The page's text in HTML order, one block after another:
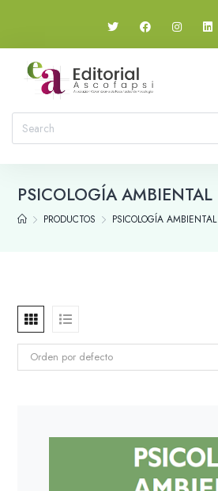
PSICOLOGÍA AMBIENTAL
PRODUCTOS PSICOLOGÍA AMBIENTAL
Orden por defecto